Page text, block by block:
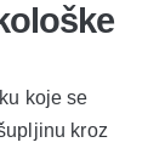
koje se
kroz